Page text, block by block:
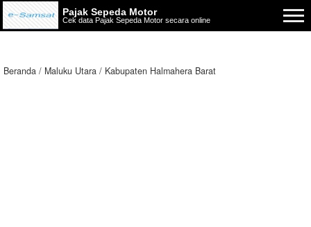
Pajak Sepeda Motor
Cek data Pajak Sepeda Motor secara online
Beranda Maluku Utara Kabupaten Halmahera Barat